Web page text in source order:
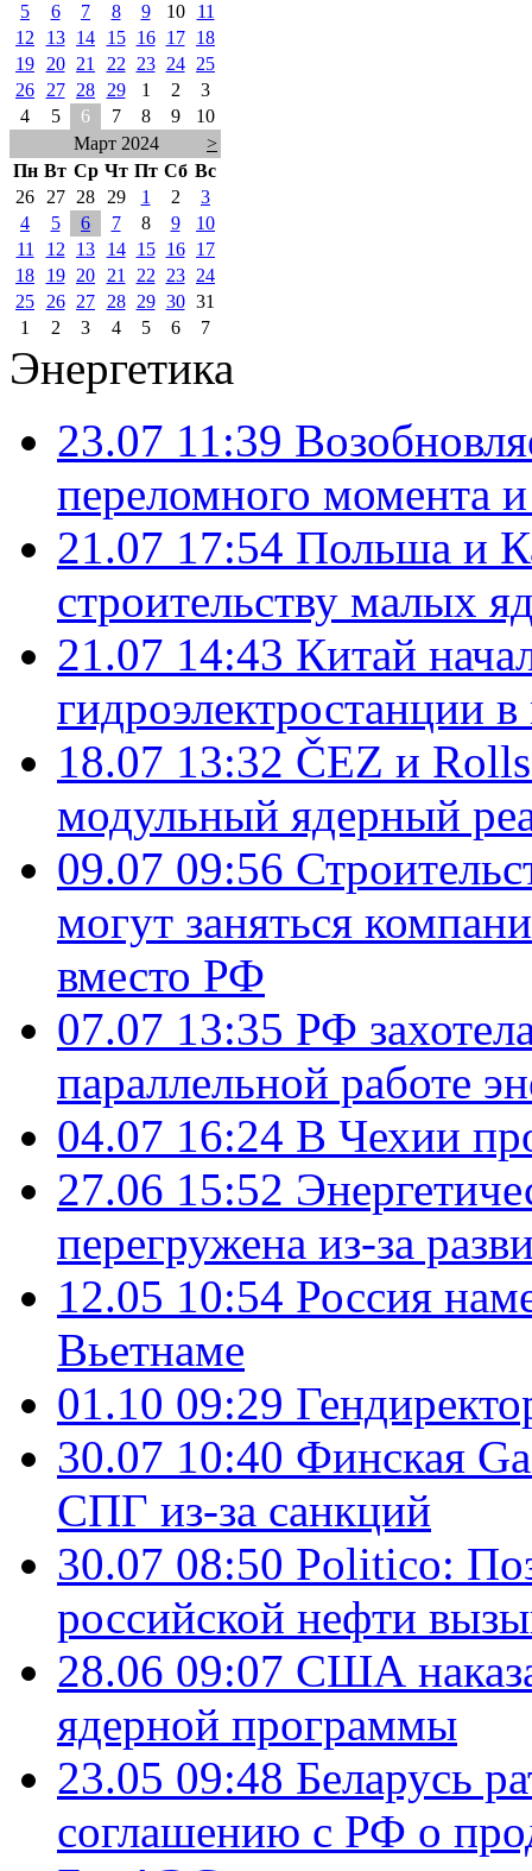
5 6 7 8 9 10
11
12
13 14 15 16 17
18
19
20 21 22 23 24
25
26
27 28 29 1 2
3
4
5 6 7 8 9
10
Март 2024
>
Пн Вт Ср Чт Пт Сб Вс
26
27 28 29 1 2
3
4
5 6 7 8 9
10
11
12 13 14 15 16
17
18
19 20 21 22 23
24
25
26 27 28 29 30 31
1
2 3 4 5 6 7
Энергетика
23.07 11:39
переломного момента
21.07 17:54 Польша и
строительству малых
21.07 14:43 Китай
гидроэлектростанции
18.07 13:32 ČEZ и
модульный ядерный
09.07 09:56
могут заняться
вместо РФ
07.07 13:35 РФ
параллельной работе
04.07 16:24 В Чехии
27.06 15:52
перегружена из-за
12.05 10:54 Россия
Вьетнаме
01.10 09:29
30.07 10:40 Финская
СПГ из-за санкций
30.07 08:50 Politico:
российской нефти
28.06 09:07 США
ядерной программы
23.05 09:48 Беларусь
соглашению с РФ о